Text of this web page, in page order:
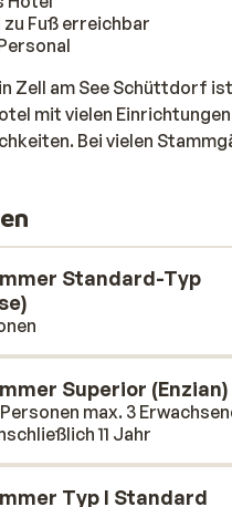
Fuß erreichbar
Zell am See Schüttdorf
mit vielen Einrichtungen
Bei vielen
sehr beliebt. In der
Tag auf der Piste
Wellnessbereich
sich auf eine Sauna, ein
Dampfbad. Lassen
und einer
verwöhnen, um am
zu sein. Die Skilifte sind
jedoch müssen Sie die
bringt Sie innerhalb
von Zell am See.
Standard-Typ
Superior (Enzian)
max. 3
11 Jahr
Typ I Standard